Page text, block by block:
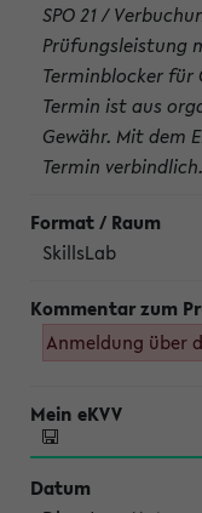
SPO 21 /
Prüfungsleistung
Terminblocker für
Termin ist aus
Gewähr. Mit dem
Termin verbindlich.
SkillsLab
Anmeldung über